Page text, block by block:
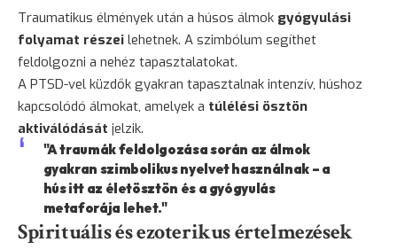
Traumatikus élmények után a húsos álmok gyógyulási
folyamat részei lehetnek. A szimbólum segíthet
feldolgozni a nehéz tapasztalatokat.
A PTSD-vel küzdők gyakran tapasztalnak intenzív, húshoz
kapcsolódó álmokat, amelyek a túlélési ösztön
aktiválódását jelzik.
"A traumák feldolgozása során az álmok
gyakran szimbolikus nyelvet használnak – a
hús itt az életösztön és a gyógyulás
metaforája lehet."
Spirituális és ezoterikus értelmezések